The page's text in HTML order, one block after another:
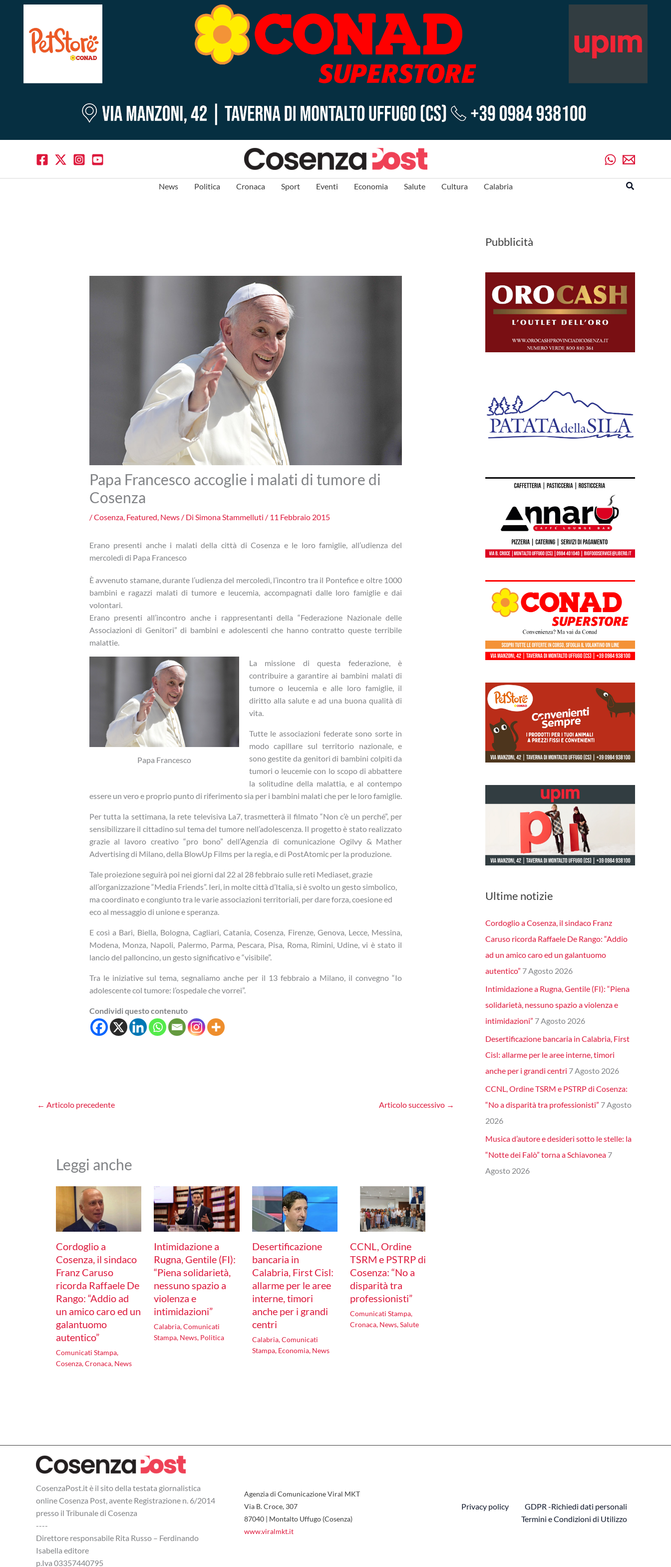
News Politica Cronaca Sport Eventi Economia Salute Cultura Calabria Cerca
Papa Francesco accoglie i malati di tumore di
Cosenza
/Cosenza, Featured News/ Di Simona Stammelluti / 11 Febbraio 2015
Erano presenti anche i malati della città di Cosenza e le loro famiglie, all’udienza del
mercoledì di Papa Francesco
È avvenuto stamane, durante l’udienza del mercoledì, l’incontro tra il Pontefice e oltre 1000
bambini e ragazzi malati di tumore e leucemia, accompagnati dalle loro famiglie e dai
volontari.
Erano presenti all’incontro anche i rappresentanti della “Federazione Nazionale delle
Associazioni di Genitori” di bambini e adolescenti che hanno contratto queste terribile
malattie.
Papa Francesco
La missione di questa federazione, è
contribuire a garantire ai bambini malati di
tumore o leucemia e alle loro famiglie, il
diritto alla salute e ad una buona qualità di
vita.
Tutte le associazioni federate sono sorte in
modo capillare sul territorio nazionale, e
sono gestite da genitori di bambini colpiti da
tumori o leucemie con lo scopo di abbattere
la solitudine della malattia, e al contempo
essere un vero e proprio punto di riferimento sia per i bambini malati che per le loro famiglie.
Per tutta la settimana, la rete televisiva La7, trasmetterà il filmato “Non c’è un perché”, per
sensibilizzare il cittadino sul tema del tumore nell’adolescenza. Il progetto è stato realizzato
grazie al lavoro creativo “pro bono” dell’Agenzia di comunicazione Ogilvy & Mather
Advertising di Milano, della BlowUp Films per la regia, e di PostAtomic per la produzione.
Tale proiezione seguirà poi nei giorni dal 22 al 28 febbraio sulle reti Mediaset, grazie
all’organizzazione “Media Friends”. Ieri, in molte città d’Italia, si è svolto un gesto simbolico,
ma coordinato e congiunto tra le varie associazioni territoriali, per dare forza, coesione ed
eco al messaggio di unione e speranza.
E così a Bari, Biella, Bologna, Cagliari, Catania, Cosenza, Firenze, Genova, Lecce, Messina,
Modena, Monza, Napoli, Palermo, Parma, Pescara, Pisa, Roma, Rimini, Udine, vi è stato il
lancio del palloncino, un gesto significativo e “visibile”.
Tra le iniziative sul tema, segnaliamo anche per il 13 febbraio a Milano, il convegno “Io
adolescente col tumore: l’ospedale che vorrei”.
Condividi questo contenuto
← Articolo precedente Articolo successivo →
Leggi anche
Cordoglio a
Cosenza, il sindaco
Franz Caruso
ricorda Raffaele De
Rango: “Addio ad
un amico caro ed un
galantuomo
autentico”
Comunicati Stampa,
Cosenza,Cronaca, News
Intimidazione a
Rugna, Gentile (FI):
“Piena solidarietà,
nessuno spazio a
violenza e
intimidazioni”
Calabria,Comunicati
Stampa, News, Politica
Desertificazione
bancaria in
Calabria, First Cisl:
allarme per le aree
interne, timori
anche per i grandi
centri
Calabria,Comunicati
Stampa, Economia, News
CCNL, Ordine
TSRM e PSTRP di
Cosenza: “No a
disparità tra
professionisti”
Comunicati Stampa,
Cronaca, News,Salute
Pubblicità
Ultime notizie
Cordoglio a Cosenza, il sindaco Franz
Caruso ricorda Raffaele De Rango: “Addio
ad un amico caro ed un galantuomo
autentico” 7 Agosto 2026
Intimidazione a Rugna, Gentile (FI): “Piena
solidarietà, nessuno spazio a violenza e
intimidazioni” 7 Agosto 2026
Desertificazione bancaria in Calabria, First
Cisl: allarme per le aree interne, timori
anche per i grandi centri 7 Agosto 2026
CCNL, Ordine TSRM e PSTRP di Cosenza:
“No a disparità tra professionisti” 7 Agosto
2026
Musica d’autore e desideri sotto le stelle: la
“Notte dei Falò” torna a Schiavonea 7
Agosto 2026
CosenzaPost.it è il sito della testata giornalistica
online Cosenza Post, avente Registrazione n. 6/2014
presso il Tribunale di Cosenza
----
Direttore responsabile Rita Russo – Ferdinando
Isabella editore
p.Iva 03357440795
Agenzia di Comunicazione Viral MKT
Via B. Croce, 307
87040 | Montalto Uffugo (Cosenza)
www.viralmkt.it
Privacy policy
GDPR -Richiedi dati personali
Termini e Condizioni di Utilizzo